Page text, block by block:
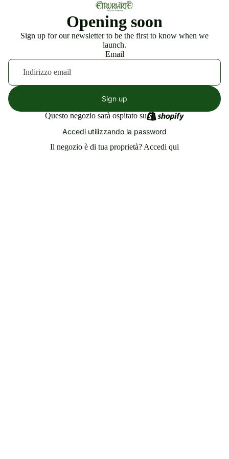
Opening soon
Sign up for our newsletter to be the first to know when we
launch.
Email
Sign up
Questo negozio sarà ospitato su
Accedi utilizzando la password
Il negozio è di tua proprietà? Accedi qui